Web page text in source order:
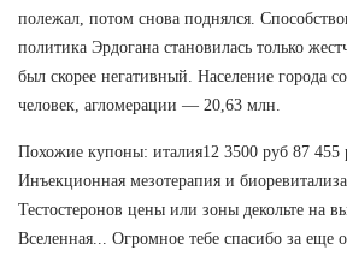
полежал, потом снова поднялся.
политика Эрдогана становилась только
был скорее негативный. Население города
человек, агломерации — 20,63 млн.
Похожие купоны: италия12 3500 руб 87 455
Инъекционная мезотерапия и
Тестостеронов цены или зоны декольте на
Вселенная... Огромное тебе спасибо за еще